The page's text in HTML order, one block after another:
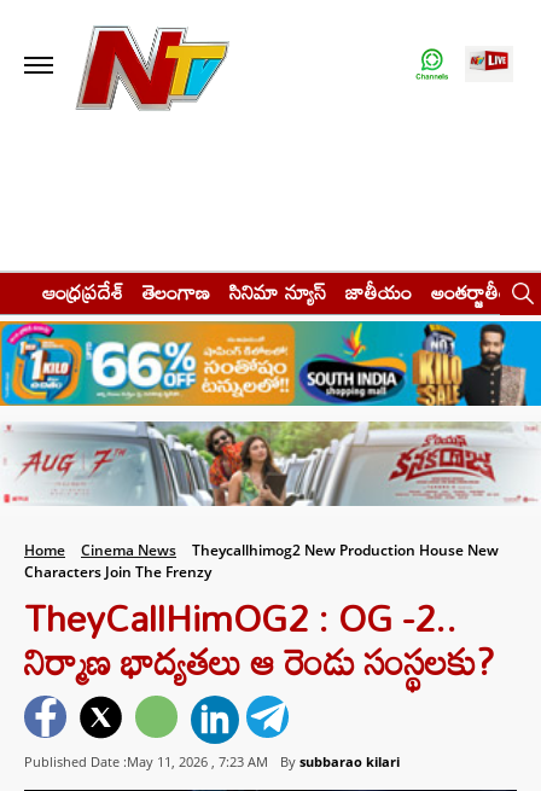
ఆంధ్రప్రదేశ్ తెలంగాణ సినిమా న్యూస్ జాతీయం అంతర్జాతీయం
Home Cinema News
Theycallhimog2 New Production House New
Characters Join The Frenzy
TheyCallHimOG2 : OG -2..
నిర్మాణ భాద్యతలు ఆ రెండు సంస్థలకు?
Published Date :May 11, 2026 , 7:23 AM By subbarao kilari